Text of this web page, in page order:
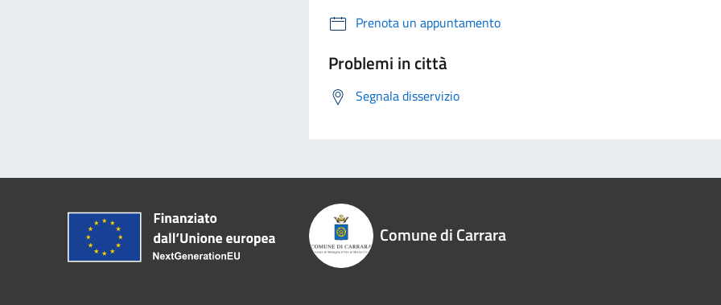
Prenota un appuntamento
Problemi in città
Segnala disservizio
Comune di Carrara